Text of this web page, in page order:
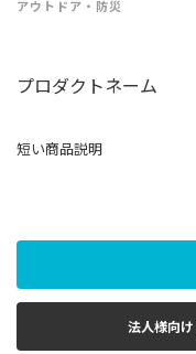
アウトドア・防災
プロダクトネーム
短い商品説明
法人様向け